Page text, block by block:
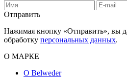
Отправить
Нажимая кнопку «Отправить», вы
обработку персональных данных.
О МАРКЕ
О Belweder